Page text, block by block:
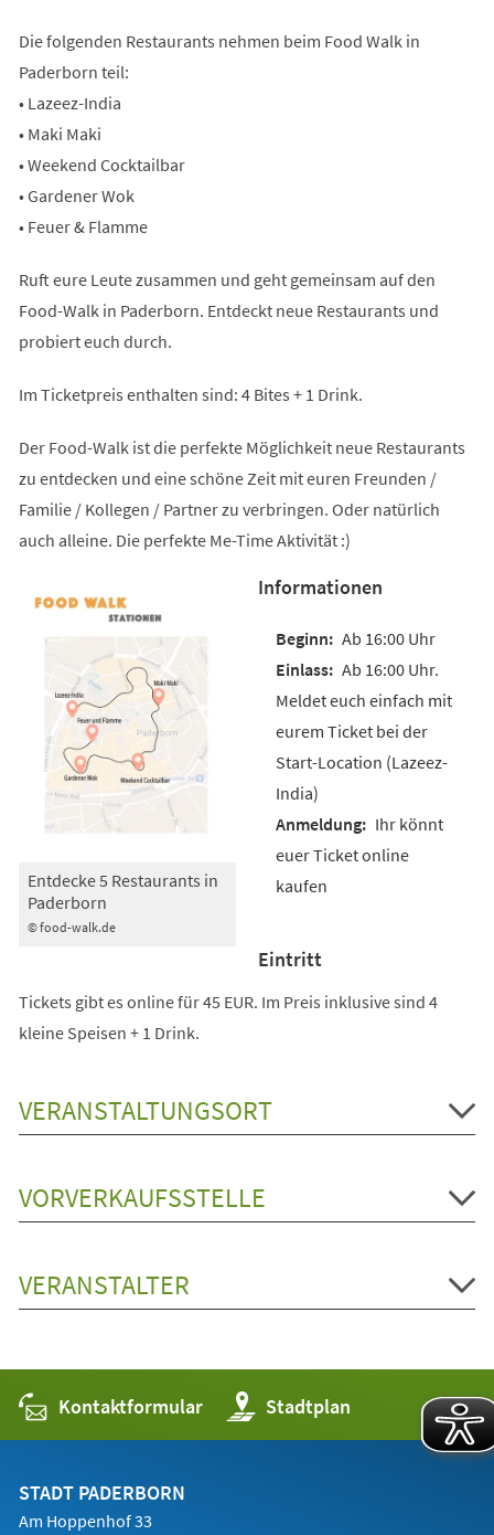
Die folgenden Restaurants nehmen beim Food Walk in
Paderborn teil:
• Lazeez-India
• Maki Maki
• Weekend Cocktailbar
• Gardener Wok
• Feuer & Flamme
Ruft eure Leute zusammen und geht gemeinsam auf den
Food-Walk in Paderborn. Entdeckt neue Restaurants und
probiert euch durch.
Im Ticketpreis enthalten sind: 4 Bites + 1 Drink.
Der Food-Walk ist die perfekte Möglichkeit neue Restaurants
zu entdecken und eine schöne Zeit mit euren Freunden /
Familie / Kollegen / Partner zu verbringen. Oder natürlich
auch alleine. Die perfekte Me-Time Aktivität :)
© food-walk.de
Entdecke 5 Restaurants in
Paderborn
Informationen
Ab 16:00 Uhr
Ab 16:00 Uhr.
Meldet euch einfach mit
eurem Ticket bei der
Start-Location (Lazeez-
India)
Ihr könnt
euer Ticket online
kaufen
Eintritt
Tickets gibt es online für 45 EUR. Im Preis inklusive sind 4
kleine Speisen + 1 Drink.
VERANSTALTUNGSORT
VORVERKAUFSSTELLE
VERANSTALTER
Kontaktformular Stadtplan
(Öffnet
in
einem
STADT PADERBORN
Am Hoppenhof 33